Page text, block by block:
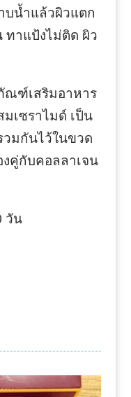
บน้ำแล้วผิวแตก
าแป้งไม่ติด ผิว
ณฑ์เสริมอาหาร
เซราไมด์ เป็น
มกันไว้ในขวด
คู่กับคอลลาเจน
วัน